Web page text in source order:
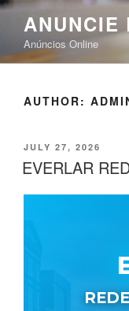
Skip
content
ANUNCIE
Anúncios Online
AUTHOR:
POSTED
ON
JULY 27, 2026
EVERLAR